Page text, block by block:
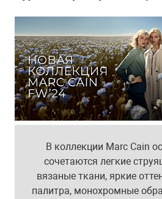
В коллекции Marc Cain
сочетаются легкие
вязаные ткани, яркие
палитра, монохромные